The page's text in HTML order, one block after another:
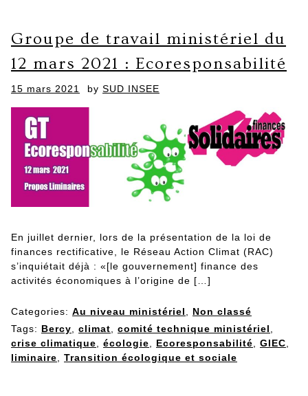
Groupe de travail ministériel du
12 mars 2021 : Ecoresponsabilité
Posted
15 mars 2021 by SUD INSEE
En juillet dernier, lors de la présentation de la loi de
finances rectificative, le Réseau Action Climat (RAC)
s’inquiétait déjà : «[le gouvernement] finance des
activités économiques à l’origine de […]
Categories: Au niveau ministériel, Non classé
Tags: Bercy, climat, comité technique ministériel,
crise climatique, écologie, Ecoresponsabilité, GIEC,
liminaire, Transition écologique et sociale